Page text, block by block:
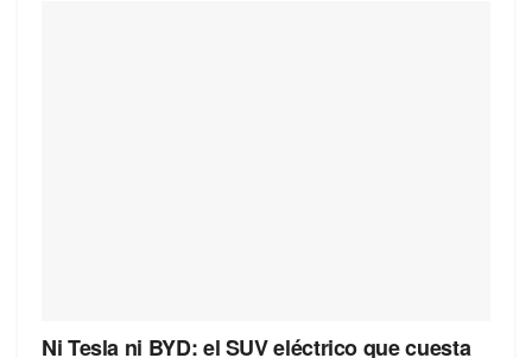
Ni Tesla ni BYD: el SUV eléctrico que cuesta